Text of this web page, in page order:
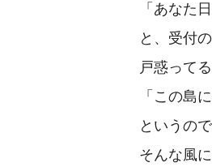
「あなた
と、受付
戸惑って
「この島
というので
そんな風